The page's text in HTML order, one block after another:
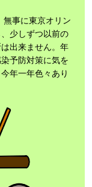
共に生き
無事に東京オリン
少しずつ以前の
出来ません。年
予防対策に気を
年一年色々あり